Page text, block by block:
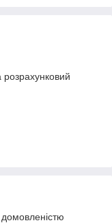
розрахунковий